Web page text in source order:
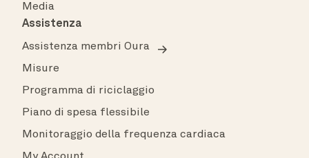
Media
Assistenza
Assistenza membri Oura
Misure
Programma di riciclaggio
Piano di spesa flessibile
Monitoraggio della frequenza cardiaca